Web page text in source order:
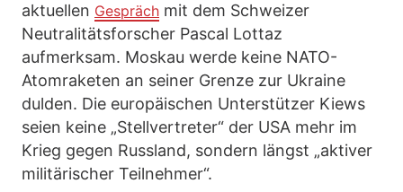
aktuellen Gespräch mit dem Schweizer
Neutralitätsforscher Pascal Lottaz
aufmerksam. Moskau werde keine NATO-
Atomraketen an seiner Grenze zur Ukraine
dulden. Die europäischen Unterstützer Kiews
seien keine „Stellvertreter“ der USA mehr im
Krieg gegen Russland, sondern längst „aktiver
militärischer Teilnehmer“.